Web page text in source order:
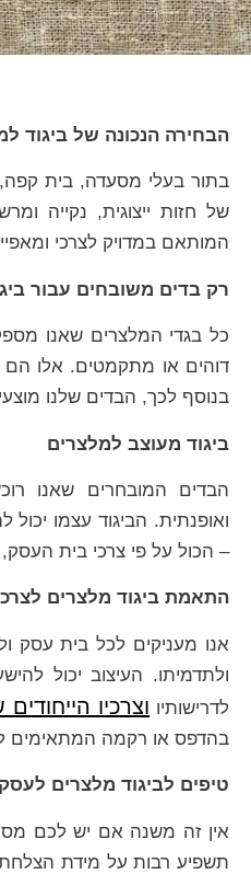
הבחירה הנכונה של ביגוד
בתור בעלי מסעדה, בית קפה,
של חזות ייצוגית, נקייה
המותאם במדויק לצרכי
רק בדים משובחים עבור
כל בגדי המלצרים שאנו
דוהים או מתקמטים. אלו הם
בנוסף לכך, הבדים שלנו
ביגוד מעוצב למלצרים
הבדים המובחרים שאנו
ואופנתית. הביגוד עצמו
– הכול על פי צרכי בית העסק,
התאמת ביגוד מלצרים
אנו מעניקים לכל בית עסק
ולתדמיתו. העיצוב יכול
לדרישותיו וצרכיו
בהדפס או רקמה המתאימים
טיפים לביגוד מלצרים לעסק
אין זה משנה אם יש לכם
תשפיע רבות על מידת